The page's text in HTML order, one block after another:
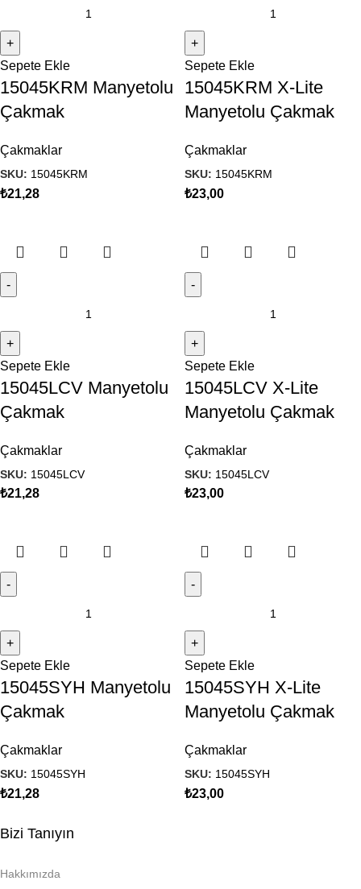
Sepete Ekle
15045KRM Manyetolu
Çakmak
Çakmaklar
SKU: 15045KRM
₺21,28
Sepete Ekle
15045KRM X-Lite
Manyetolu Çakmak
Çakmaklar
SKU: 15045KRM
₺23,00
Sepete Ekle
15045LCV Manyetolu
Çakmak
Çakmaklar
SKU: 15045LCV
₺21,28
Sepete Ekle
15045LCV X-Lite
Manyetolu Çakmak
Çakmaklar
SKU: 15045LCV
₺23,00
Sepete Ekle
15045SYH Manyetolu
Çakmak
Çakmaklar
SKU: 15045SYH
₺21,28
Sepete Ekle
15045SYH X-Lite
Manyetolu Çakmak
Çakmaklar
SKU: 15045SYH
₺23,00
Bizi Tanıyın
Hakkımızda